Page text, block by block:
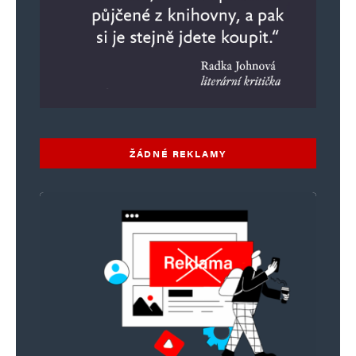
ubrat. Vždyť Vy už jste na tom tak špatně, že
prokazatelně nerozumíte psanému slovu. 🙂
19. 5. 2025 (19:16)
Četl jste ty žblepty po sobě ? Nějaký věcný
argument kromě zpochybňování textu byste
neměl ? Zkuste předvést, že tím hlupákem
Konečný
19. 5. 2025 (19:51)
ŽÁDNÉ REKLAMY